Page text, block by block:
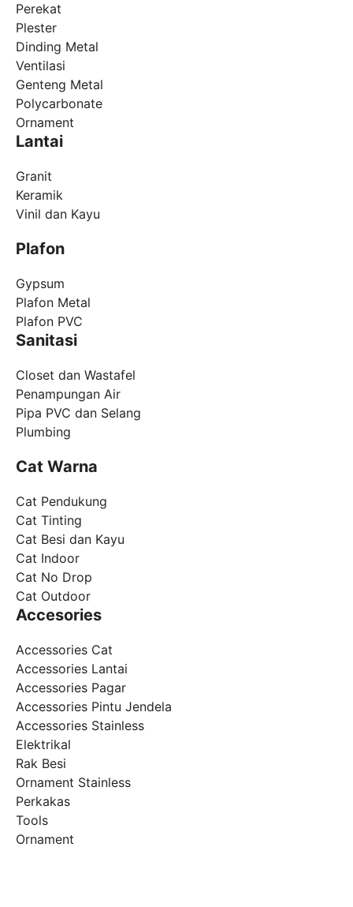
Perekat
Plester
Dinding Metal
Ventilasi
Genteng Metal
Polycarbonate
Ornament
Lantai
Granit
Keramik
Vinil dan Kayu
Plafon
Gypsum
Plafon Metal
Plafon PVC
Sanitasi
Closet dan Wastafel
Penampungan Air
Pipa PVC dan Selang
Plumbing
Cat Warna
Cat Pendukung
Cat Tinting
Cat Besi dan Kayu
Cat Indoor
Cat No Drop
Cat Outdoor
Accesories
Accessories Cat
Accessories Lantai
Accessories Pagar
Accessories Pintu Jendela
Accessories Stainless
Elektrikal
Rak Besi
Ornament Stainless
Perkakas
Tools
Ornament